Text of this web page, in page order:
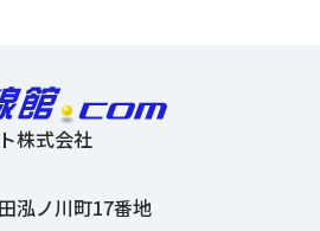
株式会社
泓ノ川町17番地